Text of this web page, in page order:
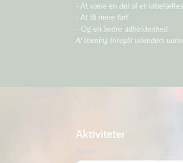
- At være en del af et
- At få mere fart
- Og en bedre udholdenhed
Al træning foregår udendørs
Aktiviteter